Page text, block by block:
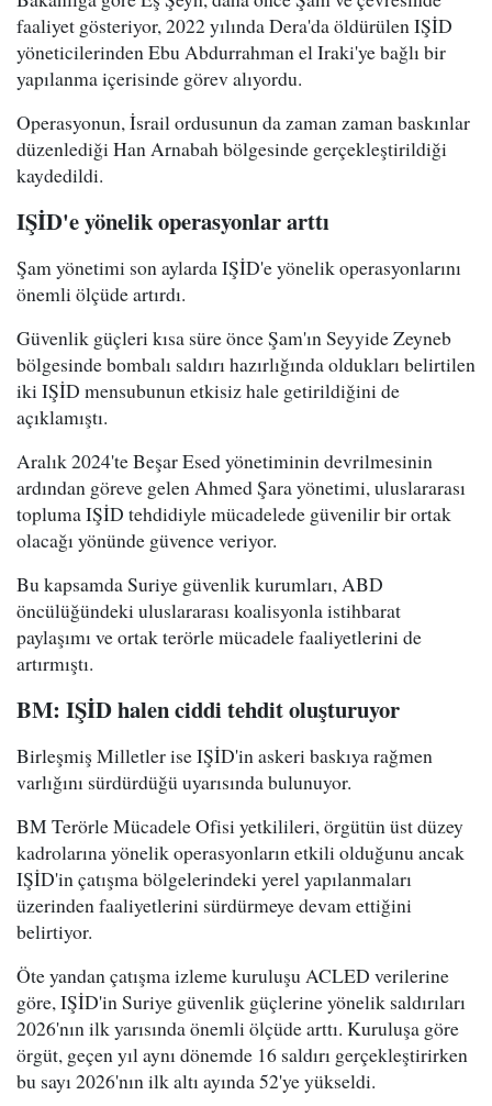
faaliyet gösteriyor, 2022 yılında Dera'da öldürülen IŞİD
yöneticilerinden Ebu Abdurrahman el Iraki'ye bağlı bir
yapılanma içerisinde görev alıyordu.
Operasyonun, İsrail ordusunun da zaman zaman baskınlar
düzenlediği Han Arnabah bölgesinde gerçekleştirildiği
kaydedildi.
IŞİD'e yönelik operasyonlar arttı
Şam yönetimi son aylarda IŞİD'e yönelik operasyonlarını
önemli ölçüde artırdı.
Güvenlik güçleri kısa süre önce Şam'ın Seyyide Zeyneb
bölgesinde bombalı saldırı hazırlığında oldukları belirtilen
iki IŞİD mensubunun etkisiz hale getirildiğini de
açıklamıştı.
Aralık 2024'te Beşar Esed yönetiminin devrilmesinin
ardından göreve gelen Ahmed Şara yönetimi, uluslararası
topluma IŞİD tehdidiyle mücadelede güvenilir bir ortak
olacağı yönünde güvence veriyor.
Bu kapsamda Suriye güvenlik kurumları, ABD
öncülüğündeki uluslararası koalisyonla istihbarat
paylaşımı ve ortak terörle mücadele faaliyetlerini de
artırmıştı.
BM: IŞİD halen ciddi tehdit oluşturuyor
Birleşmiş Milletler ise IŞİD'in askeri baskıya rağmen
varlığını sürdürdüğü uyarısında bulunuyor.
BM Terörle Mücadele Ofisi yetkilileri, örgütün üst düzey
kadrolarına yönelik operasyonların etkili olduğunu ancak
IŞİD'in çatışma bölgelerindeki yerel yapılanmaları
üzerinden faaliyetlerini sürdürmeye devam ettiğini
belirtiyor.
Öte yandan çatışma izleme kuruluşu ACLED verilerine
göre, IŞİD'in Suriye güvenlik güçlerine yönelik saldırıları
2026'nın ilk yarısında önemli ölçüde arttı. Kuruluşa göre
örgüt, geçen yıl aynı dönemde 16 saldırı gerçekleştirirken
bu sayı 2026'nın ilk altı ayında 52'ye yükseldi.